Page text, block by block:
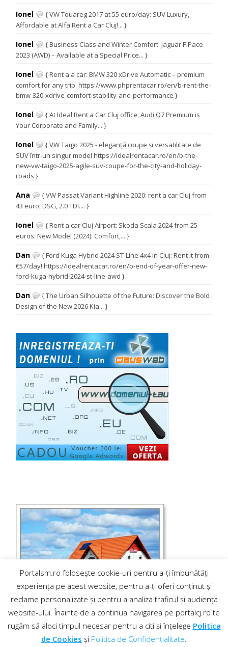
Ionel
{ VW Touareg 2017 at 55 euro/day: SUV Luxury,
Affordable at Alfa Rent a Car Cluj!... }
Ionel
{ Business Class and Winter Comfort: Jaguar F-Pace
2023 (AWD) – Available at a Special Price... }
Ionel
{ Rent a a car: BMW 320 xDrive Automatic – premium
comfort for any trip. https://www.phprentacar.ro/en/b-rent-the-
bmw-320-xdrive-comfort-stability-and-performance }
Ionel
{ At Ideal Rent a Car Cluj office, Audi Q7 Premium is
Your Corporate and Family... }
Ionel
{ VW Taigo 2025 - eleganță coupe și versatilitate de
SUV într-un singur model https://idealrentacar.ro/en/b-the-
new-vw-taigo-2025-agile-suv-coupe-for-the-city-and-holiday-
roads }
Ana
{ VW Passat Variant Highline 2020: rent a car Cluj from
43 euro, DSG, 2.0 TDI.... }
Ionel
{ Rent a car Cluj Airport: Skoda Scala 2024 from 25
euros. New Model (2024): Comfort,... }
Dan
{ Ford Kuga Hybrid 2024 ST-Line 4x4 in Cluj: Rent it from
€57/day! https://idealrentacar.ro/en/b-end-of-year-offer-new-
ford-kuga-hybrid-2024-st-line-awd }
Dan
{ The Urban Silhouette of the Future: Discover the Bold
Design of the New 2026 Kia... }
Portalsm.ro folosește cookie-uri pentru a-ți îmbunătăți
experiența pe acest website, pentru a-ți oferi conținut și
reclame personalizate și pentru a analiza traficul și audiența
website-ului. Înainte de a continua navigarea pe portalcj.ro te
rugăm să aloci timpul necesar pentru a citi și înțelege Politica
de Cookies și Politica de Confidențialitate.